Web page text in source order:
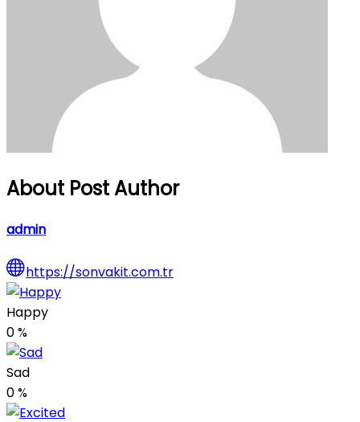
About Post Author
admin
https://sonvakit.com.tr
Happy
0%
Sad
0%